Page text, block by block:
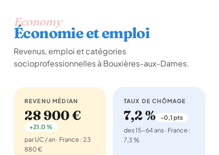
Economy
Économie et emploi
Revenus, emploi et catégories
socioprofessionnelles à Bouxières-aux-Dames.
REVENU MÉDIAN
28 900 €
+21,0 %
par UC / an · France : 23
880 €
TAUX DE CHÔMAGE
7,2 % -0,1 pts
des 15-64 ans · France :
7,3 %